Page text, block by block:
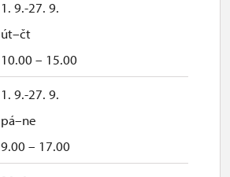
1. 9.-27. 9.
út–čt
10.00 – 15.00
1. 9.-27. 9.
pá–ne
9.00 – 17.00